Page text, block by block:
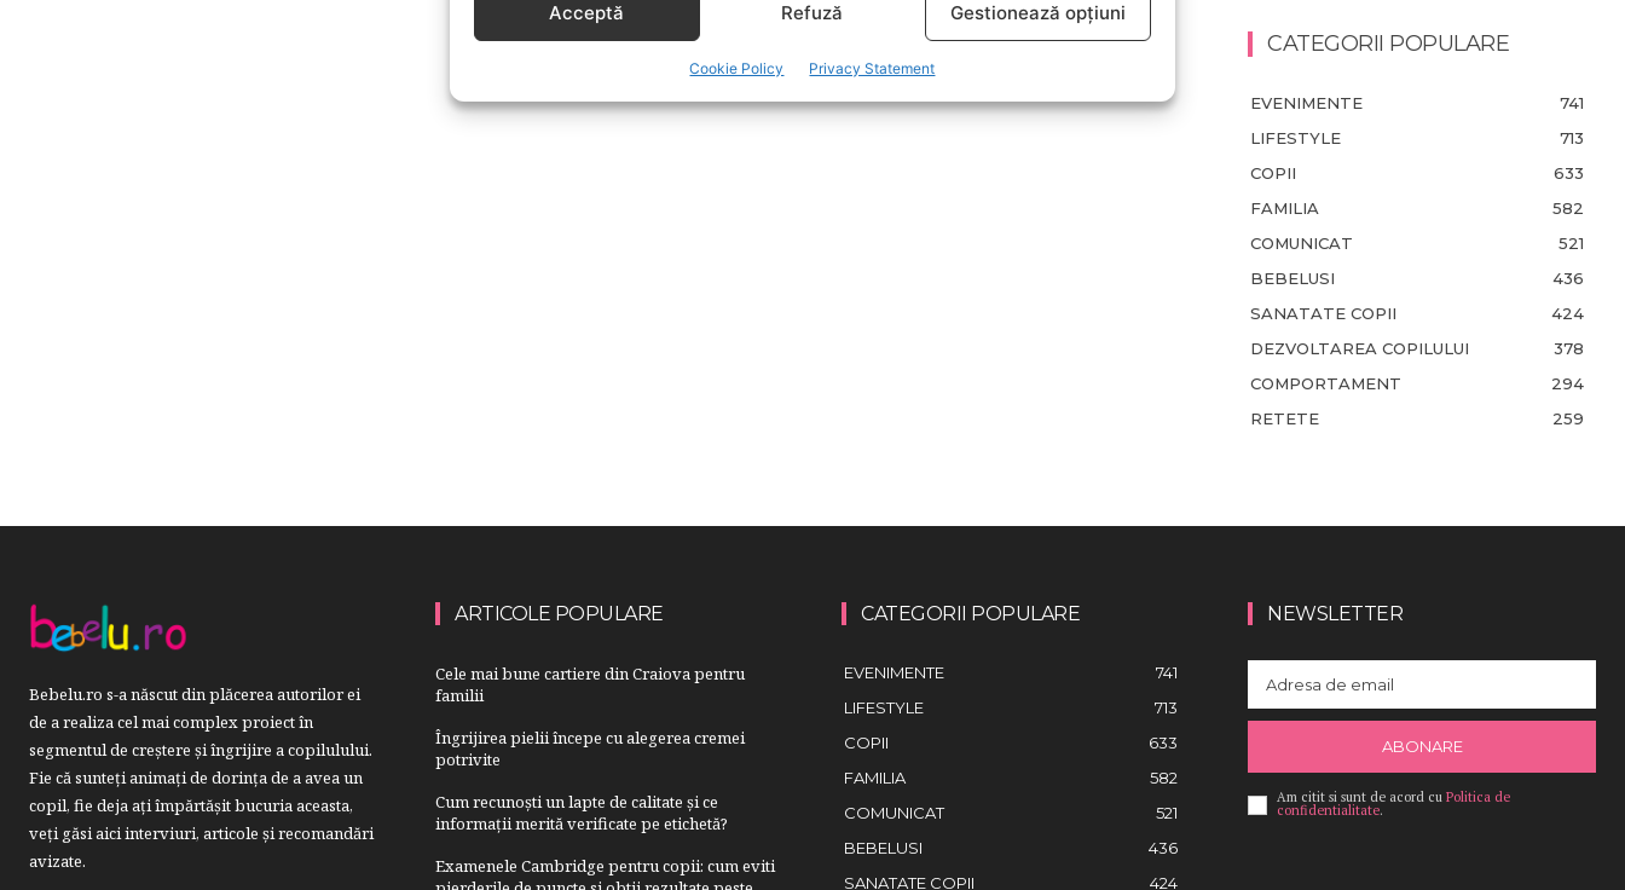
Acceptă Refuză Gestionează opțiuni
Cookie Policy Privacy Statement
CATEGORII POPULARE
EVENIMENTE
741
LIFESTYLE
713
COPII
633
FAMILIA
582
COMUNICAT
521
BEBELUSI
436
SANATATE COPII
424
DEZVOLTAREA COPILULUI
378
COMPORTAMENT
294
RETETE
259
Bebelu.ro s-a născut din plăcerea autorilor ei
de a realiza cel mai complex proiect în
segmentul de creştere şi îngrijire a copilulului.
Fie că sunteţi animaţi de dorinţa de a avea un
copil, fie deja aţi împărtăşit bucuria aceasta,
veți găsi aici interviuri, articole şi recomandări
avizate.
ARTICOLE POPULARE
Cele mai bune cartiere din Craiova pentru
familii
Îngrijirea pielii începe cu alegerea cremei
potrivite
Cum recunoști un lapte de calitate și ce
informații merită verificate pe etichetă?
Examenele Cambridge pentru copii: cum eviti
CATEGORII POPULARE
EVENIMENTE
741
LIFESTYLE
713
COPII
633
FAMILIA
582
COMUNICAT
521
BEBELUSI
436
SANATATE COPII
424
NEWSLETTER
ABONARE
Am citit si sunt de acord cu Politica de
confidentialitate.